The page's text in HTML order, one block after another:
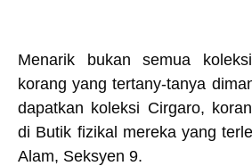
Menarik bukan semua
korang yang tertany-tanya
dapatkan koleksi Cirgaro,
di Butik fizikal mereka yang
Alam, Seksyen 9.